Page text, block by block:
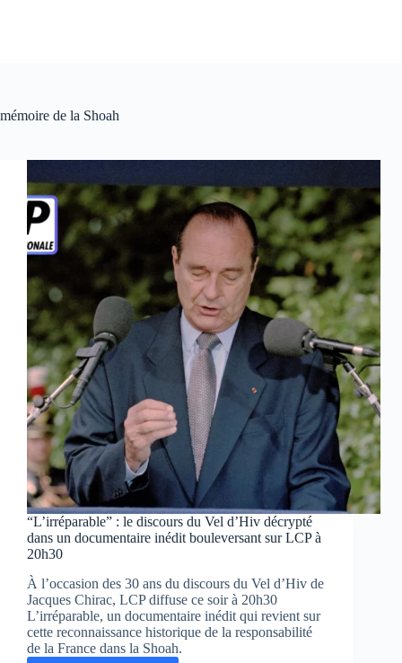
mémoire de la Shoah
“L’irréparable” : le discours du Vel d’Hiv décrypté
dans un documentaire inédit bouleversant sur LCP à
20h30
À l’occasion des 30 ans du discours du Vel d’Hiv de
Jacques Chirac, LCP diffuse ce soir à 20h30
L’irréparable, un documentaire inédit qui revient sur
cette reconnaissance historique de la responsabilité
de la France dans la Shoah.